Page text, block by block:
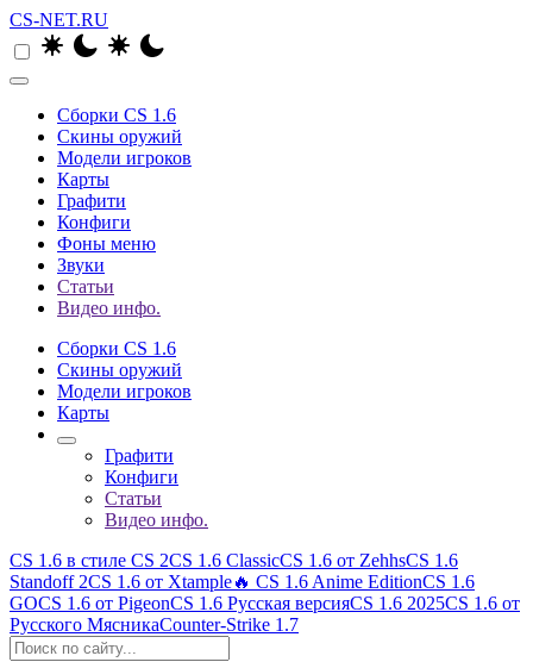
CS-NET.RU
Сборки CS 1.6
Скины оружий
Модели игроков
Карты
Графити
Конфиги
Фоны меню
Звуки
Статьи
Видео инфо.
Сборки CS 1.6
Скины оружий
Модели игроков
Карты
Графити
Конфиги
Статьи
Видео инфо.
CS 1.6 в стиле CS 2CS 1.6 ClassicCS 1.6 от ZehhsCS 1.6
Standoff 2CS 1.6 от Xtample🔥 CS 1.6 Anime EditionCS 1.6
GOCS 1.6 от PigeonCS 1.6 Русская версияCS 1.6 2025CS 1.6 от
Русского МясникаCounter-Strike 1.7